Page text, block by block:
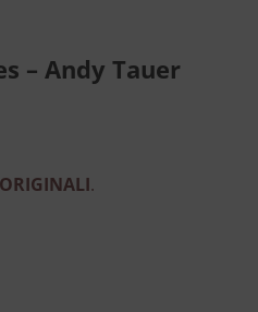
– Andy Tauer
.